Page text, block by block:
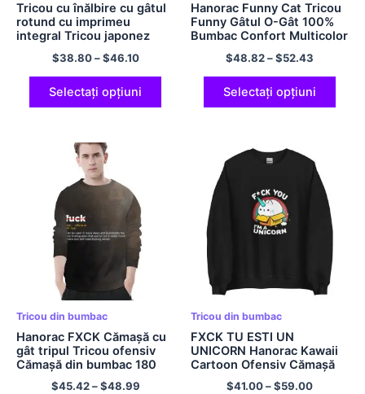
Tricou cu înălbire cu gâtul
rotund cu imprimeu
integral Tricou japonez
Tricou anime Tricou
iubitori de anime Tricou
din poliester fără glugă
pentru bărbați și femei
$38.80–$46.10
Selectați opțiuni
Hanorac Funny Cat Tricou
Funny Gâtul O-Gât 100%
Bumbac Confort Multicolor
$48.82–$52.43
Selectați opțiuni
Tricou din bumbac
Hanorac FXCK Cămașă cu
gât tripul Tricou ofensiv
Cămașă din bumbac 180
$45.42–$48.99
Tricou din bumbac
FXCK TU ESTI UN
UNICORN Hanorac Kawaii
Cartoon Ofensiv Cămașă
Multicolor
$41.00–$59.00